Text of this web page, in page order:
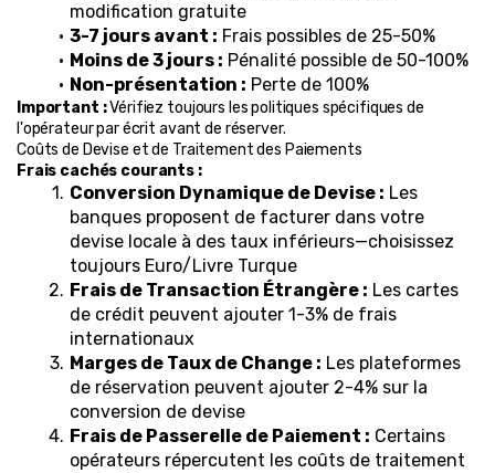
modification gratuite
3-7 jours avant : Frais possibles de 25-50%
Moins de 3 jours : Pénalité possible de 50-100%
Non-présentation : Perte de 100%
Important : Vérifiez toujours les politiques spécifiques de
l'opérateur par écrit avant de réserver.
Coûts de Devise et de Traitement des Paiements
Frais cachés courants :
Conversion Dynamique de Devise : Les
banques proposent de facturer dans votre
devise locale à des taux inférieurs—choisissez
toujours Euro/Livre Turque
Frais de Transaction Étrangère : Les cartes
de crédit peuvent ajouter 1-3% de frais
internationaux
Marges de Taux de Change : Les plateformes
de réservation peuvent ajouter 2-4% sur la
conversion de devise
Frais de Passerelle de Paiement : Certains
opérateurs répercutent les coûts de traitement